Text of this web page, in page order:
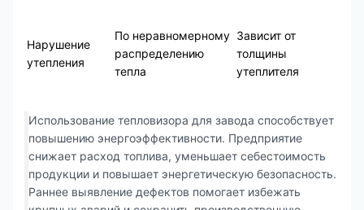
Нарушение
утепления
По неравномерному
распределению
тепла
Зависит от
толщины
утеплителя
Использование тепловизора для завода способствует
повышению энергоэффективности. Предприятие
снижает расход топлива, уменьшает себестоимость
продукции и повышает энергетическую безопасность.
Раннее выявление дефектов помогает избежать